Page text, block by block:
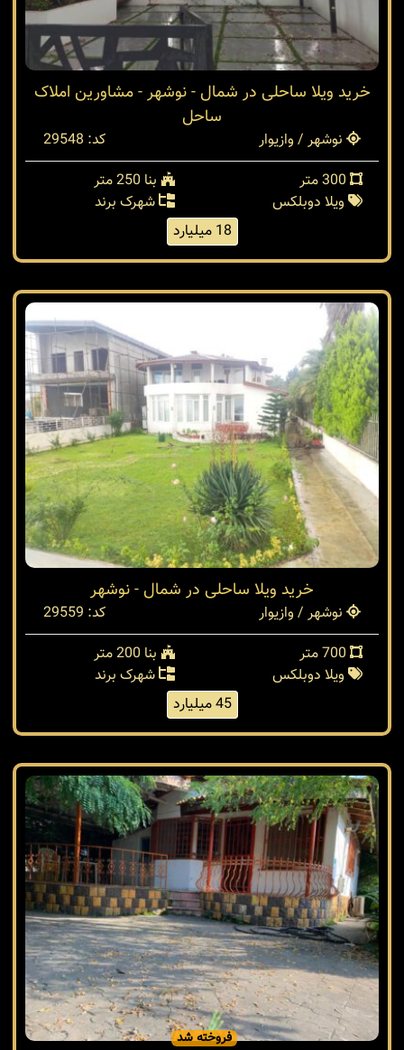
خرید ویلا ساحلی در شمال - نوشهر - مشاورین املاک
ساحل
نوشهر / وازیوار
کد: 29548
بنا 250 متر
ویلا دوبلکس
شهرک برند
18 میلیارد
خرید ویلا ساحلی در شمال - نوشهر
نوشهر / وازیوار
کد: 29559
بنا 200 متر
ویلا دوبلکس
شهرک برند
45 میلیارد
فروخته شد